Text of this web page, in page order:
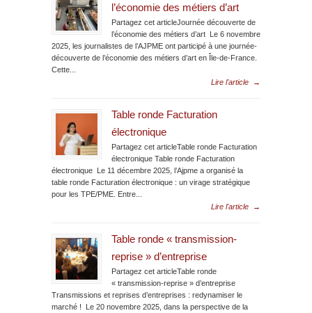
l’économie des métiers d’art
Partagez cet articleJournée découverte de
l’économie des métiers d’art Le 6 novembre
2025, les journalistes de l’AJPME ont participé à une journée-
découverte de l’économie des métiers d’art en Île-de-France.
Cette...
Lire l'article
→
Table ronde Facturation
électronique
Partagez cet articleTable ronde Facturation
électronique Table ronde Facturation
électronique Le 11 décembre 2025, l’Ajpme a organisé la
table ronde Facturation électronique : un virage stratégique
pour les TPE/PME. Entre...
Lire l'article
→
Table ronde « transmission-
reprise » d’entreprise
Partagez cet articleTable ronde
« transmission-reprise » d’entreprise
Transmissions et reprises d’entreprises : redynamiser le
marché ! Le 20 novembre 2025, dans la perspective de la